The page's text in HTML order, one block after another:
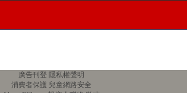
廣告刊登 隱私權聲明
消費者保護 兒童網路安全